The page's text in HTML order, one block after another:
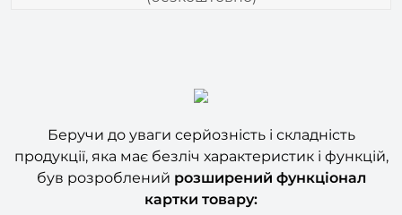
Беручи до уваги серйозність і складність
продукції, яка має безліч характеристик і функцій,
був розроблений
розширений функціонал
картки товару: